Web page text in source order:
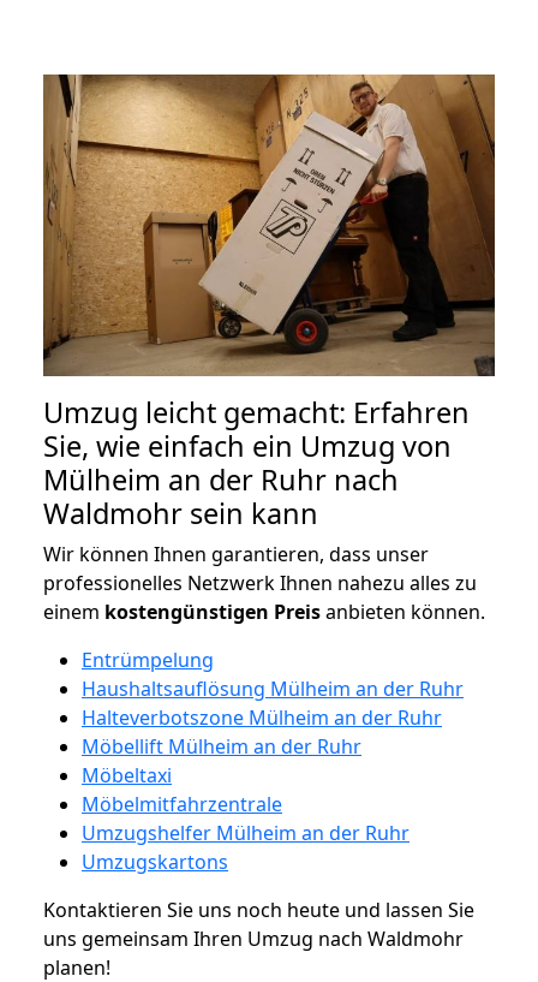
Umzug leicht gemacht: Erfahren
Sie, wie einfach ein Umzug von
Mülheim an der Ruhr nach
Waldmohr sein kann
Wir können Ihnen garantieren, dass unser
professionelles Netzwerk Ihnen nahezu alles zu
einem kostengünstigen Preisanbieten können.
Entrümpelung
Haushaltsauflösung Mülheim an der Ruhr
Halteverbotszone Mülheim an der Ruhr
Möbellift Mülheim an der Ruhr
Möbeltaxi
Möbelmitfahrzentrale
Umzugshelfer Mülheim an der Ruhr
Umzugskartons
Kontaktieren Sie uns noch heute und lassen Sie
uns gemeinsam Ihren Umzug nach Waldmohr
planen!